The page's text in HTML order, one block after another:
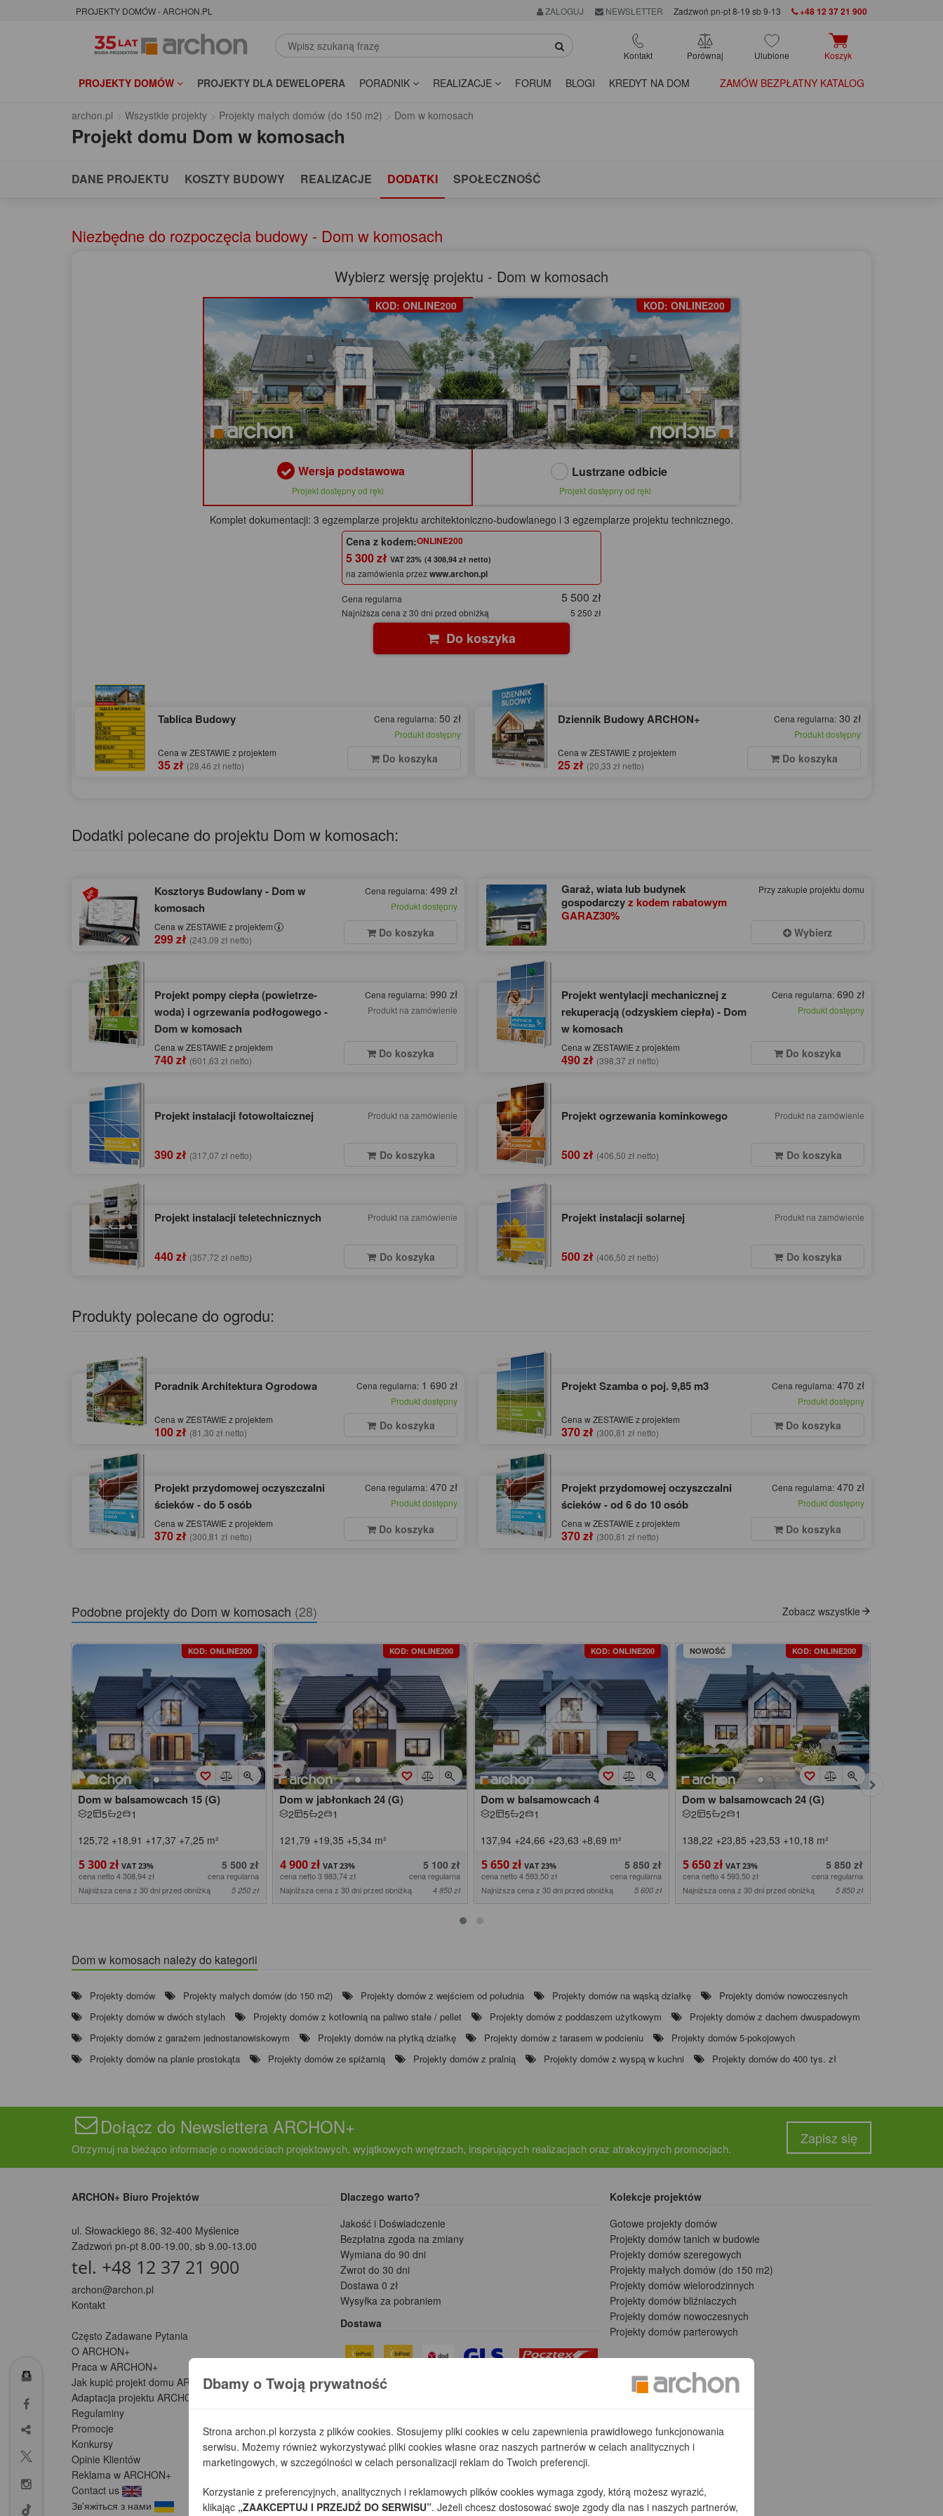
PROJEKTY DOMÓW - ARCHON.PL ZALOGUJ NEWSLETTER Zadzwoń pn-pt 8-19 sb 9-13 +48 12 37 21 900
Kontakt Porównaj Ulubione Koszyk
PROJEKTY DOMÓW PROJEKTY DLA DEWELOPERA PORADNIK REALIZACJE FORUM BLOGI KREDYT NA DOM ZAMÓW BEZPŁATNY KATALOG
archon.pl Wszystkie projekty Projekty małych domów (do 150 m2) Dom w komosach
Projekt domu Dom w komosach
DANE PROJEKTU KOSZTY BUDOWY REALIZACJE DODATKI SPOŁECZNOŚĆ
Niezbędne do rozpoczęcia budowy - Dom w komosach
Wybierz wersję projektu - Dom w komosach
KOD: ONLINE200
Wersja podstawowa
Projekt dostępny od ręki
KOD: ONLINE200
Lustrzane odbicie
Projekt dostępny od ręki
Komplet dokumentacji: 3 egzemplarze projektu architektoniczno-budowlanego i 3 egzemplarze projektu technicznego.
Cena z kodem:ONLINE200
5 300 zł (4 308,94 zł netto)
na zamówienia przezwww.archon.pl
Cena regularna 5 500 zł
Najniższa cena z 30 dni przed obniżką 5 250 zł
Do koszyka
Tablica Budowy
Cena w ZESTAWIE z projektem
35 zł (28,46 zł netto)
Cena regularna: 50 zł
Produkt dostępny
Do koszyka
Dziennik Budowy ARCHON+
Cena w ZESTAWIE z projektem
25 zł (20,33 zł netto)
Cena regularna: 30 zł
Produkt dostępny
Do koszyka
Dodatki polecane do projektu Dom w komosach:
Kosztorys Budowlany - Dom w
komosach
Cena w ZESTAWIE z projektem
299 zł (243,09 zł netto)
Cena regularna: 499 zł
Produkt dostępny
Do koszyka
Garaż, wiata lub budynek
gospodarczyz kodem rabatowym
GARAZ30%
Przy zakupie projektu domu
Wybierz
Projekt pompy ciepła (powietrze-
woda) i ogrzewania podłogowego -
Dom w komosach
Cena w ZESTAWIE z projektem
740 zł (601,63 zł netto)
Cena regularna: 990 zł
Produkt na zamówienie
Do koszyka
Projekt wentylacji mechanicznej z
rekuperacją (odzyskiem ciepła) - Dom
w komosach
Cena w ZESTAWIE z projektem
490 zł (398,37 zł netto)
Cena regularna: 690 zł
Produkt dostępny
Do koszyka
Projekt instalacji fotowoltaicznej
390 zł (317,07 zł netto)
Produkt na zamówienie
Do koszyka
Projekt ogrzewania kominkowego
500 zł (406,50 zł netto)
Produkt na zamówienie
Do koszyka
Projekt instalacji teletechnicznych
440 zł (357,72 zł netto)
Produkt na zamówienie
Do koszyka
Projekt instalacji solarnej
500 zł (406,50 zł netto)
Produkt na zamówienie
Do koszyka
Produkty polecane do ogrodu:
Poradnik Architektura Ogrodowa
Cena w ZESTAWIE z projektem
100 zł (81,30 zł netto)
Cena regularna: 1 690 zł
Produkt dostępny
Do koszyka
Projekt Szamba o poj. 9,85 m3
Cena w ZESTAWIE z projektem
370 zł (300,81 zł netto)
Cena regularna: 470 zł
Produkt dostępny
Do koszyka
Projekt przydomowej oczyszczalni
ścieków - do 5 osób
Cena w ZESTAWIE z projektem
370 zł (300,81 zł netto)
Cena regularna: 470 zł
Produkt dostępny
Do koszyka
Projekt przydomowej oczyszczalni
ścieków - od 6 do 10 osób
Cena w ZESTAWIE z projektem
370 zł (300,81 zł netto)
Cena regularna: 470 zł
Produkt dostępny
Do koszyka
Podobne projekty do Dom w komosach (28) Zobacz wszystkie
KOD: ONLINE200
Dom w balsamowcach 15 (G)
2 5 2
1
125,72 +18,91 +17,37 +7,25 m²
5 300 zł 5 500 zł
cena netto 4 308,94 zł
cena regularna
Najniższa cena z 30 dni przed obniżką
5 250 zł
KOD: ONLINE200
Dom w jabłonkach 24 (G)
2 5 2
1
121,79 +19,35 +5,34 m²
4 900 zł 5 100 zł
cena netto 3 983,74 zł
cena regularna
Najniższa cena z 30 dni przed obniżką
4 850 zł
KOD: ONLINE200
Dom w balsamowcach 4
2 5 2
1
137,94 +24,66 +23,63 +8,69 m²
5 650 zł 5 850 zł
cena netto 4 593,50 zł
cena regularna
Najniższa cena z 30 dni przed obniżką
5 600 zł
NOWOŚĆ KOD: ONLINE200
Dom w balsamowcach 24 (G)
2 5 2
1
138,22 +23,85 +23,53 +10,18 m²
5 650 zł 5 850 zł
cena netto 4 593,50 zł
cena regularna
Najniższa cena z 30 dni przed obniżką
5 850 zł
Dom w komosach należy do kategorii
Projekty domów Projekty małych domów (do 150 m2) Projekty domów z wejściem od południa Projekty domów na wąską działkę
Projekty domów nowoczesnych
Projekty domów w dwóch stylach
Projekty domów z kotłownią na paliwo stałe / pellet Projekty domów z poddaszem użytkowym
Projekty domów z dachem dwuspadowym
Projekty domów z garażem jednostanowiskowym
Projekty domów na płytką działkę Projekty domów z tarasem w podcieniu
Projekty domów 5-pokojowych
Projekty domów na planie prostokąta
Projekty domów ze spiżarnią Projekty domów z pralnią Projekty domów z wyspą w kuchni Projekty domów do 400 tys. zł
Dołącz do Newslettera ARCHON+
Otrzymuj na bieżąco informacje o nowościach projektowych, wyjątkowych wnętrzach, inspirujących realizacjach oraz atrakcyjnych promocjach.
Zapisz się
ARCHON+ Biuro Projektów
ul. Słowackiego 86, 32-400 Myślenice
Zadzwoń pn-pt 8.00-19.00, sb 9.00-13.00
tel. +48 12 37 21 900
archon@archon.pl
Kontakt
Często Zadawane Pytania
O ARCHON+
Praca w ARCHON+
Jak kupić projekt domu ARCHON+
Adaptacja projektu ARCHON+ (Partnerzy)
Regulaminy
Promocje
Konkursy
Opinie Klientów
Reklama w ARCHON+
Contact us
Зв'яжіться з нами
Dlaczego warto?
Jakość i Doświadczenie
Bezpłatna zgoda na zmiany
Wymiana do 90 dni
Zwrot do 30 dni
Dostawa 0 zł
Wysyłka za pobraniem
Dostawa
Płatności
Kolekcje projektów
Gotowe projekty domów
Projekty domów tanich w budowie
Projekty domów szeregowych
Projekty małych domów (do 150 m2)
Projekty domów wielorodzinnych
Projekty domów bliźniaczych
Projekty domów nowoczesnych
Projekty domów parterowych
Dbamy o Twoją prywatność
Strona archon.pl korzysta z plików cookies. Stosujemy pliki cookies w celu zapewnienia prawidłowego funkcjonowania
serwisu. Możemy również wykorzystywać pliki cookies własne oraz naszych partnerów w celach analitycznych i
marketingowych, w szczególności w celach personalizacji reklam do Twoich preferencji.
Korzystanie z preferencyjnych, analitycznych i reklamowych plików cookies wymaga zgody, którą możesz wyrazić,
klikając „ZAAKCEPTUJ I PRZEJDŹ DO SERWISU”. Jeżeli chcesz dostosować swoje zgody dla nas i naszych partnerów,